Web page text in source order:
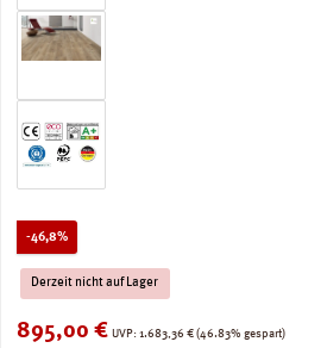
-46,8%Rabatt
Derzeit nicht auf Lager
Verkaufspreis:
895,00 € UVP: Regulärer Preis:
1.683,36 € (46.83% gespart)